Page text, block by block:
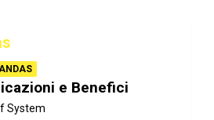
e Benefici
System